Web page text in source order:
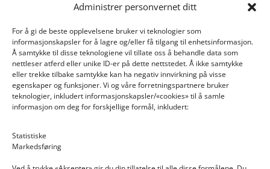
Administrer personvernet ditt
For å gi de beste opplevelsene bruker vi teknologier som
informasjonskapsler for å lagre og/eller få tilgang til enhetsinformasjon.
Å samtykke til disse teknologiene vil tillate oss å behandle data som
nettleser atferd eller unike ID-er på dette nettstedet. Å ikke samtykke
eller trekke tilbake samtykke kan ha negativ innvirkning på visse
egenskaper og funksjoner. Vi og våre forretningspartnere bruker
teknologier, inkludert informasjonskapsler/«cookies» til å samle
informasjon om deg for forskjellige formål, inkludert:
Statistiske
Markedsføring